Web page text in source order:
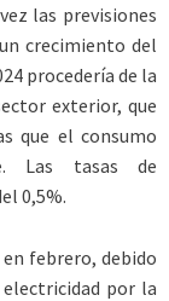
las previsiones
crecimiento del
procedería de la
exterior, que
que el consumo
Las tasas de
0,5%.
febrero, debido
por la